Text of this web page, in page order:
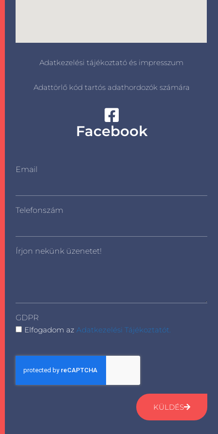
Adatkezelési tájékoztató és impresszum
Adattörlő kód tartós adathordozók számára
Facebook
Email
Telefonszám
Írjon nekünk üzenetet!
GDPR
Elfogadom azAdatkezelési Tájékoztatót.
KÜLDÉS